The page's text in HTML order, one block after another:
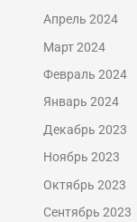
Апрель 2024
Март 2024
Февраль 2024
Январь 2024
Декабрь 2023
Ноябрь 2023
Октябрь 2023
Сентябрь 2023